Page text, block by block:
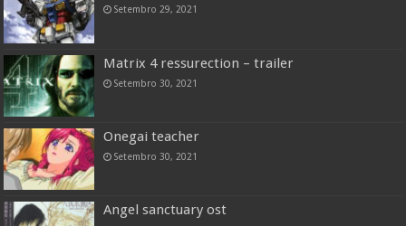
Setembro 29, 2021
Matrix 4 ressurection – trailer
Setembro 30, 2021
Onegai teacher
Setembro 30, 2021
Angel sanctuary ost